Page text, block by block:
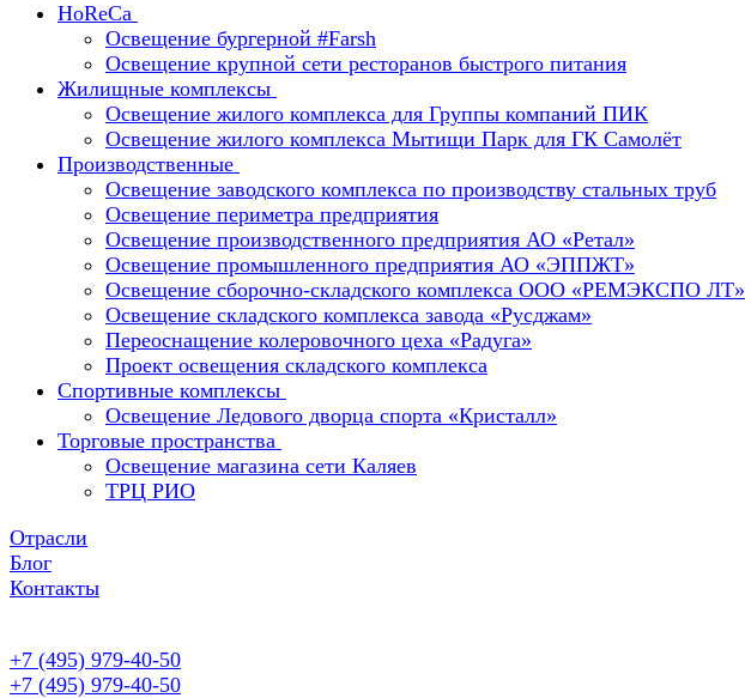
HoReCa
Освещение бургерной #Farsh
Освещение крупной сети ресторанов быстрого питания
Жилищные комплексы
Освещение жилого комплекса для Группы компаний ПИК
Освещение жилого комплекса Мытищи Парк для ГК Самолёт
Производственные
Освещение заводского комплекса по производству стальных труб
Освещение периметра предприятия
Освещение производственного предприятия АО «Ретал»
Освещение промышленного предприятия АО «ЭППЖТ»
Освещение сборочно-складского комплекса ООО «РЕМЭКСПО ЛТ»
Освещение складского комплекса завода «Русджам»
Переоснащение колеровочного цеха «Радуга»
Проект освещения складского комплекса
Спортивные комплексы
Освещение Ледового дворца спорта «Кристалл»
Торговые пространства
Освещение магазина сети Каляев
ТРЦ РИО
Отрасли
Блог
Контакты
+7 (495) 979-40-50
+7 (495) 979-40-50